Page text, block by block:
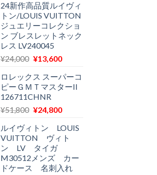
24新作高品質ルイヴィ
トン/LOUIS VUITTON
ジュエリーコレクショ
ン ブレスレットネック
レス LV240045
¥24,000 元
価
格
は
¥24,000
し
た。
¥13,600現
の
価
は
で
す。
ロレックス スーパーコ
ピーＧＭＴマスターII
126711CHNR
¥51,800 元
価
格
は
¥51,800
¥24,800現
の
価
は
¥24,800
ルイヴィトン LOUIS
VUITTON ヴィト
ン LV タイガ
M30512メンズ カー
ドケース 名刺入れ